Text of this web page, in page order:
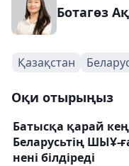
Ботагөз
Қазақстан
Оқи отырыңыз
Батысқа қарай
Беларусьтің ШЫҰ-
нені білдіреді